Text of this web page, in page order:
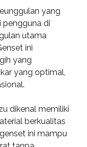
yang
pengguna di
utama
ini
yang
yang optimal,
dikenal memiliki
berkualitas
ini mampu